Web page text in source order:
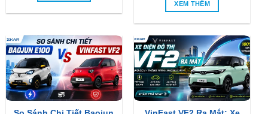
So Sánh Chi Tiết Baojun
E100 Và VinFast VF2
VinFast VF2 Ra Mắt: Xe
Điện Đô Thị Giá Chỉ 188
Triệu Đồng